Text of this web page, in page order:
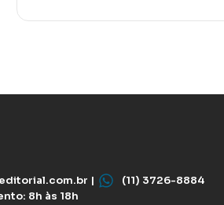
|
(11) 3726-8884
8h às 18h